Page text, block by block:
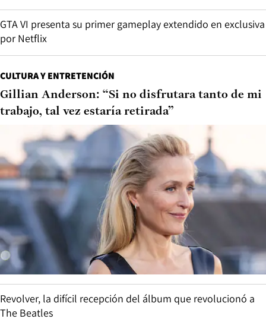
GTA VI presenta su primer gameplay extendido en exclusiva
por Netflix
CULTURA Y ENTRETENCIÓN
Gillian Anderson: “Si no disfrutara tanto de mi
trabajo, tal vez estaría retirada”
Revolver, la difícil recepción del álbum que revolucionó a
The Beatles